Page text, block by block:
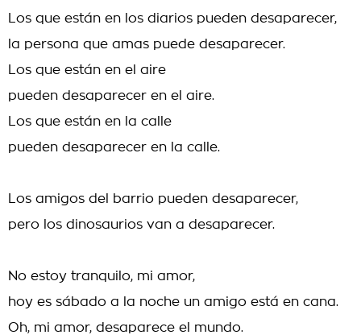
Los que están en los diarios pueden desaparecer,
la persona que amas puede desaparecer.
Los que están en el aire
pueden desaparecer en el aire.
Los que están en la calle
pueden desaparecer en la calle.
Los amigos del barrio pueden desaparecer,
pero los dinosaurios van a desaparecer.
No estoy tranquilo, mi amor,
hoy es sábado a la noche un amigo está en cana.
Oh, mi amor, desaparece el mundo.